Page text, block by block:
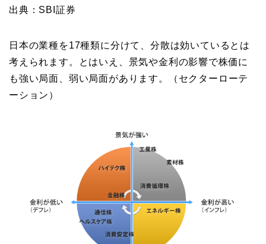
出典：SBI証券
日本の業種を17種類に分けて、分散は効いているとは
考えられます。とはいえ、景気や金利の影響で株価に
も強い局面、弱い局面があります。（セクターローテ
ーション）